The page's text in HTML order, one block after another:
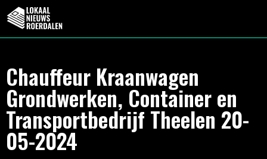
Chauffeur Kraanwagen
Grondwerken, Container en
Transportbedrijf Theelen 20-
05-2024